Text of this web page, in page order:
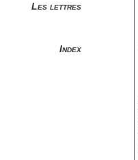
Les lettres
Index